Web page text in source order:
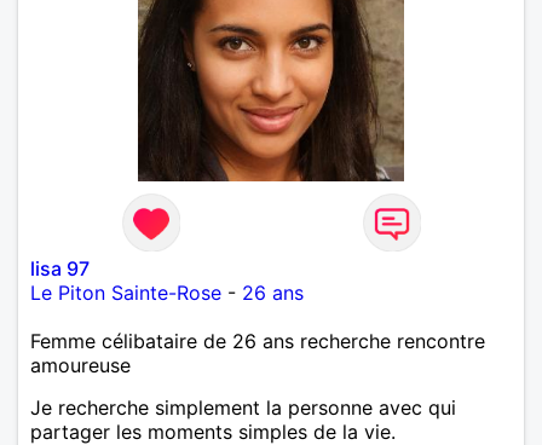
lisa 97
Le Piton Sainte-Rose - 26 ans
Femme célibataire de 26 ans recherche rencontre
amoureuse
Je recherche simplement la personne avec qui
partager les moments simples de la vie.